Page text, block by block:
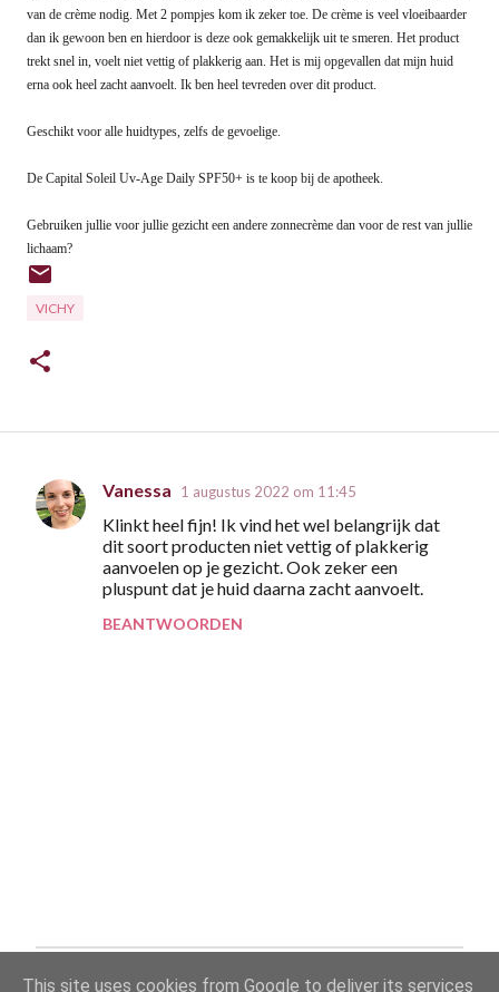
van de crème nodig. Met 2 pompjes kom ik zeker toe. De crème is veel vloeibaarder
dan ik gewoon ben en hierdoor is deze ook gemakkelijk uit te smeren. Het product
trekt snel in, voelt niet vettig of plakkerig aan. Het is mij opgevallen dat mijn huid
erna ook heel zacht aanvoelt. Ik ben heel tevreden over dit product.
Geschikt voor alle huidtypes, zelfs de gevoelige.
De Capital Soleil Uv-Age Daily SPF50+ is te koop bij de apotheek.
Gebruiken jullie voor jullie gezicht een andere zonnecrème dan voor de rest van jullie
lichaam?
VICHY
R
Vanessa 1 augustus 2022 om 11:45
Klinkt heel fijn! Ik vind het wel belangrijk dat
dit soort producten niet vettig of plakkerig
aanvoelen op je gezicht. Ook zeker een
pluspunt dat je huid daarna zacht aanvoelt.
BEANTWOORDEN
E
This site uses cookies from Google to deliver its services